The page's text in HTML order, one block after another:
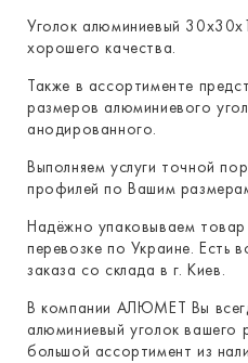
Уголок алюминиевый
хорошего качества.
Также в ассортименте
размеров алюминиевого
анодированного.
Выполняем услуги точной
профилей по Вашим
Надёжно упаковываем товар
перевозке по Украине. Есть
заказа со склада в г. Киев.
В компании АЛЮМЕТ Вы
алюминиевый уголок вашего
большой ассортимент из